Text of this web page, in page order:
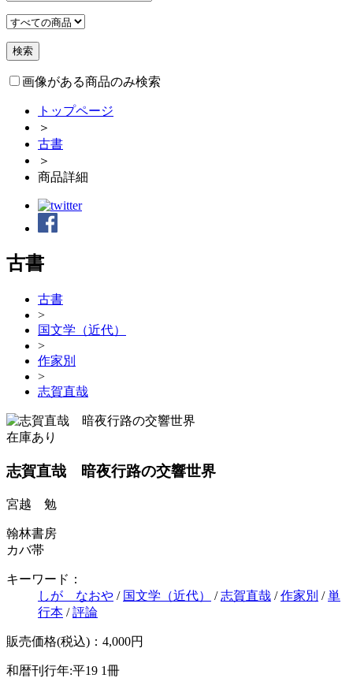
画像がある商品のみ検索
トップページ
＞
古書
＞
商品詳細
古書
古書
>
国文学（近代）
>
作家別
>
志賀直哉
在庫あり
志賀直哉 暗夜行路の交響世界
宮越 勉
翰林書房
カバ帯
キーワード：
しが なおや / 国文学（近代） /志賀直哉 /作家別 /単
行本 /評論
販売価格(税込)：4,000円
和暦刊行年:平19 1冊